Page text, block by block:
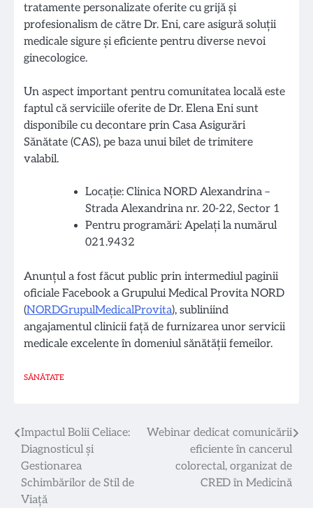
tratamente personalizate oferite cu grijă și
profesionalism de către Dr. Eni, care asigură soluții
medicale sigure și eficiente pentru diverse nevoi
ginecologice.
Un aspect important pentru comunitatea locală este
faptul că serviciile oferite de Dr. Elena Eni sunt
disponibile cu decontare prin Casa Asigurări
Sănătate (CAS), pe baza unui bilet de trimitere
valabil.
Locație: Clinica NORD Alexandrina –
Strada Alexandrina nr. 20-22, Sector 1
Pentru programări: Apelați la numărul
021.9432
Anunțul a fost făcut public prin intermediul paginii
oficiale Facebook a Grupului Medical Provita NORD
(NORDGrupulMedicalProvita), subliniind
angajamentul clinicii față de furnizarea unor servicii
medicale excelente în domeniul sănătății femeilor.
SĂNĂTATE
Navigare
în
articole
Impactul Bolii Celiace:
Diagnosticul și
Gestionarea
Schimbărilor de Stil de
Viață
Webinar dedicat comunicării
eficiente în cancerul
colorectal, organizat de
CRED în Medicină